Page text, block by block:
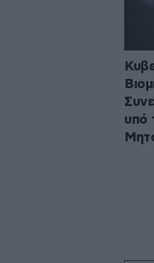
υπό